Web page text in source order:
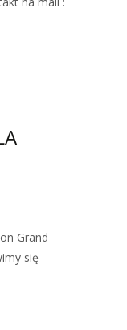
Grand
się